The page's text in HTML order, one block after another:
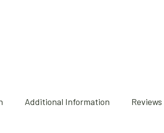
Additional Information Reviews